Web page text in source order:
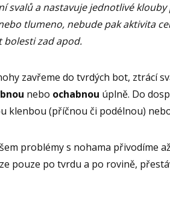
svalů a nastavuje jednotlivé
tlumeno, nebude pak aktivita
zad apod.
zavřeme do tvrdých bot, ztrácí
nebo ochabnou úplně. Do
klenbou (příčnou či podélnou)
problémy s nohama přivodíme
pouze po tvrdu a po rovině,